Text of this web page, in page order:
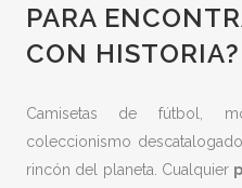
PARA
CON HISTORIA?
Camisetas de fútbol,
coleccionismo
rincón del planeta. Cualquier